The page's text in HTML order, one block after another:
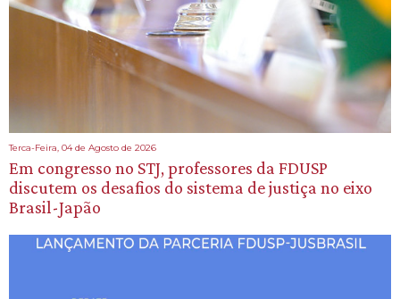
Terca-Feira, 04 de Agosto de 2026
Em congresso no STJ, professores da FDUSP
discutem os desafios do sistema de justiça no eixo
Brasil-Japão